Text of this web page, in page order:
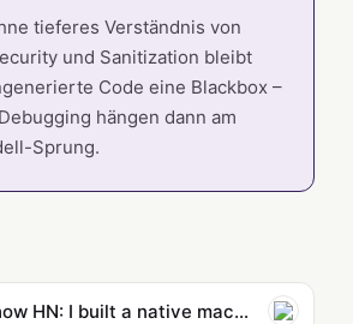
tieferes Verständnis von
und Sanitization bleibt
Code eine Blackbox –
hängen dann am
Sprung.
Show HN: I built a native macOS Markdown viewer 100% with AI coding agents